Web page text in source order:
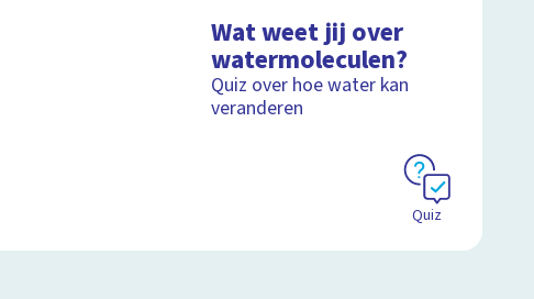
Wat weet jij over
watermoleculen?
Quiz over hoe water kan
veranderen
Quiz